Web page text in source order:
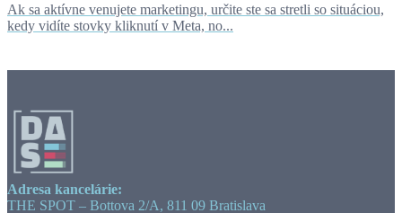
Ak sa aktívne venujete marketingu, určite ste sa stretli so situáciou,
kedy vidíte stovky kliknutí v Meta, no...
Adresa kancelárie:
THE SPOT – Bottova 2/A, 811 09 Bratislava